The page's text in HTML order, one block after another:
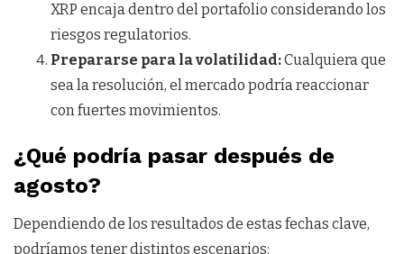
XRP encaja dentro del portafolio considerando los
riesgos regulatorios.
Prepararse para la volatilidad:Cualquiera que
sea la resolución, el mercado podría reaccionar
con fuertes movimientos.
¿Qué podría pasar después de
agosto?
Dependiendo de los resultados de estas fechas clave,
podríamos tener distintos escenarios: